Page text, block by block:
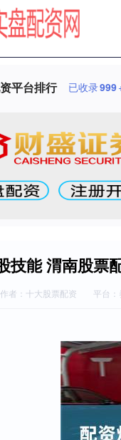
平台排行 已收录999
技能 渭南股票
作者：十大股票配资 平台